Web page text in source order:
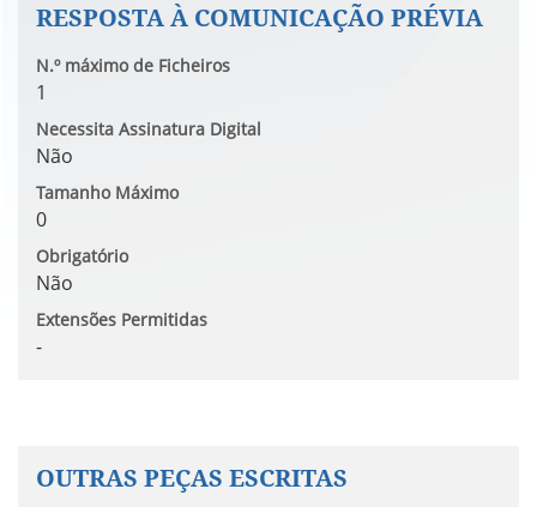
RESPOSTA À COMUNICAÇÃO PRÉVIA
N.º máximo de Ficheiros
1
Necessita Assinatura Digital
Não
Tamanho Máximo
0
Obrigatório
Não
Extensões Permitidas
-
OUTRAS PEÇAS ESCRITAS